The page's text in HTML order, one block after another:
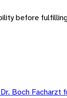
before
Boch